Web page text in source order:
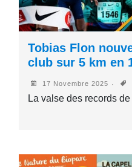
Tobias Flon
club sur 5 km en
17 Novembre 2025
La valse des records